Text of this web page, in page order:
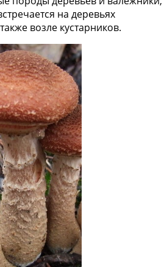
на деревьях
возле кустарников.